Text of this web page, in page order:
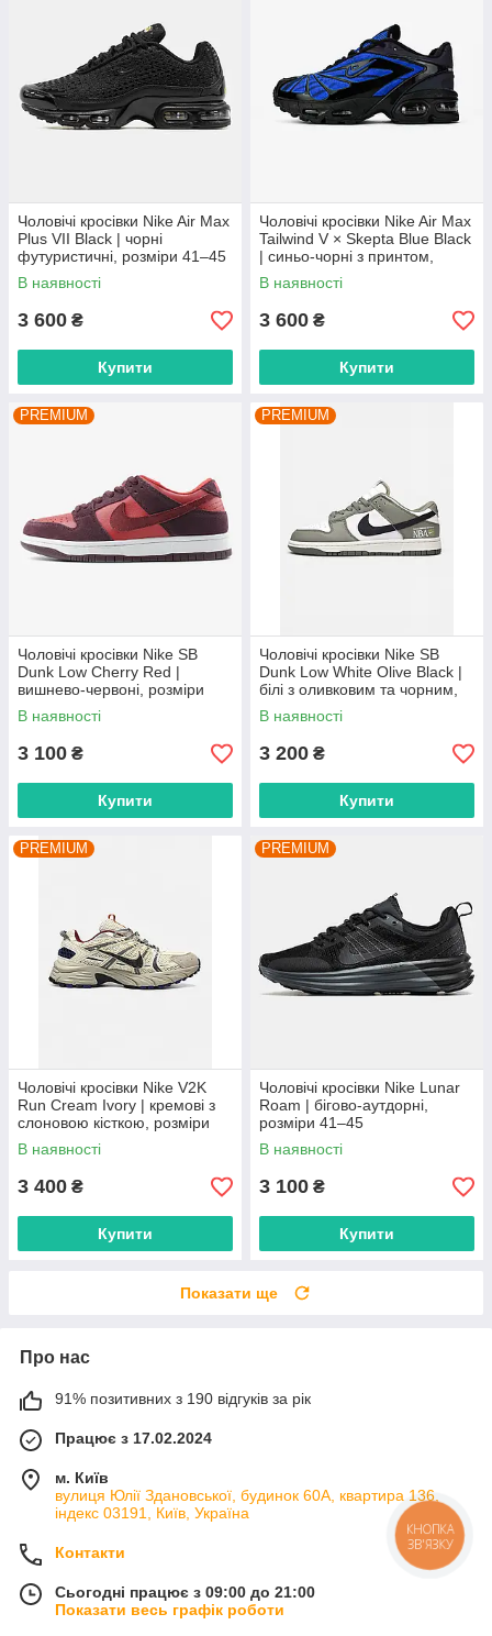
Чоловічі кросівки Nike Air Max
Plus VII Black | чорні
футуристичні, розміри 41–45
В наявності
3 600 ₴
Купити
Чоловічі кросівки Nike Air Max
Tailwind V × Skepta Blue Black
| синьо-чорні з принтом,
розміри 41–45
В наявності
3 600 ₴
Купити
PREMIUM
Чоловічі кросівки Nike SB
Dunk Low Cherry Red |
вишнево-червоні, розміри
40–45
В наявності
3 100 ₴
Купити
PREMIUM
Чоловічі кросівки Nike SB
Dunk Low White Olive Black |
білі з оливковим та чорним,
розміри 41–45
В наявності
3 200 ₴
Купити
PREMIUM
Чоловічі кросівки Nike V2K
Run Cream Ivory | кремові з
слоновою кісткою, розміри
41–45
В наявності
3 400 ₴
Купити
PREMIUM
Чоловічі кросівки Nike Lunar
Roam | бігово-аутдорні,
розміри 41–45
В наявності
3 100 ₴
Купити
Показати ще
Про нас
91% позитивних з 190 відгуків за рік
Працює з 17.02.2024
м. Київ
вулиця Юлії Здановської, будинок 60А, квартира 136,
індекс 03191, Київ, Україна
Контакти
Сьогодні працює з 09:00 до 21:00
Показати весь графік роботи
КНОПКА
ЗВ'ЯЗКУ